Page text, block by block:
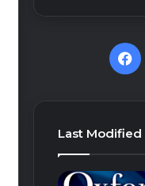
Last Modified